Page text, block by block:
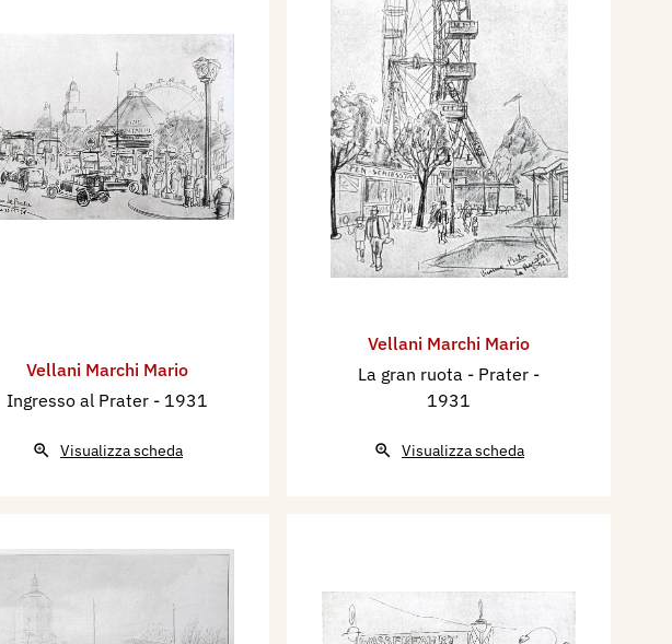
Vellani Marchi Mario
Ingresso al Prater - 1931
Visualizza scheda
Vellani Marchi Mario
La gran ruota - Prater -
1931
Visualizza scheda